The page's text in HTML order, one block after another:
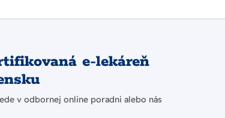
e-lekáreň
v odbornej online poradni alebo nás